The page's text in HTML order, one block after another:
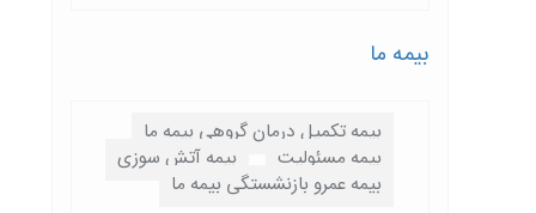
بیمه ما
بیمه تکمیل درمان گروهی بیمه ما
بیمه مسئولیت
بیمه آتش سوزی
بیمه عمرو بازنشستگی بیمه ما